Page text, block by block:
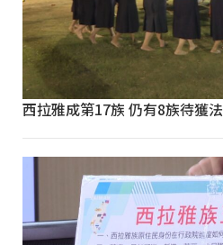
西拉雅成第17族 仍有8族待獲